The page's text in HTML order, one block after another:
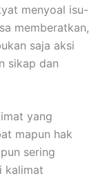
menyoal isu-
memberatkan,
saja aksi
sikap dan
yang
mapun hak
sering
kalimat